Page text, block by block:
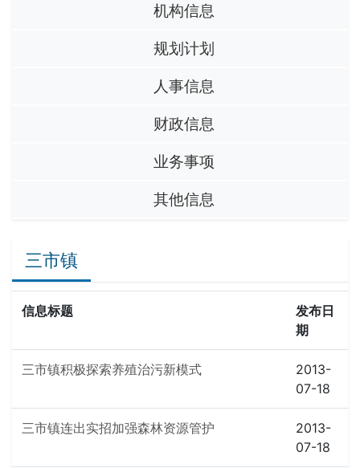
机构信息
规划计划
人事信息
财政信息
业务事项
其他信息
三市镇
信息标题
发布日
期
三市镇积极探索养殖治污新模式
2013-
07-18
三市镇连出实招加强森林资源管护
2013-
07-18